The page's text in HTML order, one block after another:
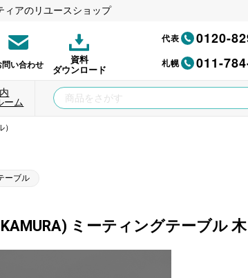
ィアのリユースショップ
問い合わせ
資料
ダウンロード
代表 0120-
札幌 011-
ーム
ーブル
ミーティングテーブル